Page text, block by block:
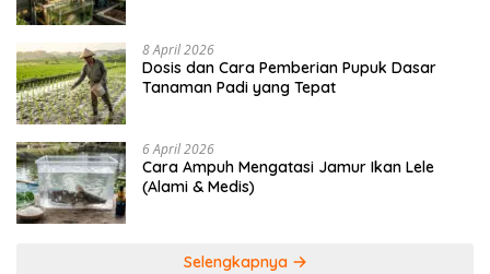
8 April 2026
Dosis dan Cara Pemberian Pupuk Dasar
Tanaman Padi yang Tepat
6 April 2026
Cara Ampuh Mengatasi Jamur Ikan Lele
(Alami & Medis)
Selengkapnya